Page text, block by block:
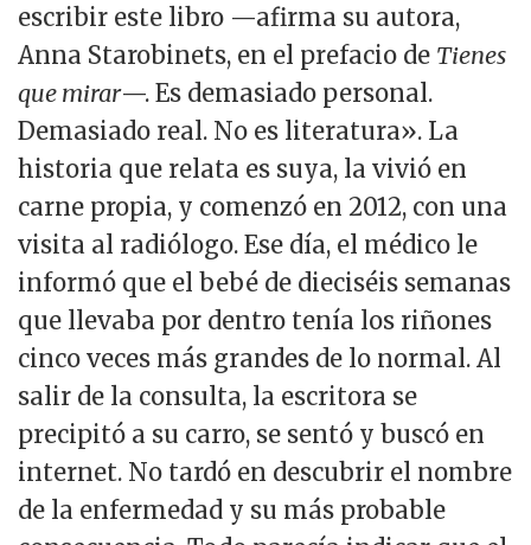
escribir este libro —afirma su autora,
Anna Starobinets, en el prefacio de Tienes
que mirar—. Es demasiado personal.
Demasiado real. No es literatura». La
historia que relata es suya, la vivió en
carne propia, y comenzó en 2012, con una
visita al radiólogo. Ese día, el médico le
informó que el bebé de dieciséis semanas
que llevaba por dentro tenía los riñones
cinco veces más grandes de lo normal. Al
salir de la consulta, la escritora se
precipitó a su carro, se sentó y buscó en
internet. No tardó en descubrir el nombre
de la enfermedad y su más probable